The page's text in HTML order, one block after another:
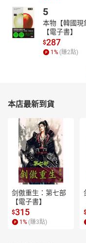
5
本物【韓國現
【電子書】
$287
1% (賺2點)
本店最新到貨
剑傲重生：第七部
【電子書】
$315
1 % (賺3點)